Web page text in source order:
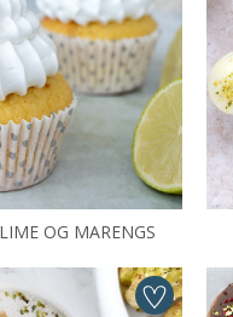
OG MARENGS